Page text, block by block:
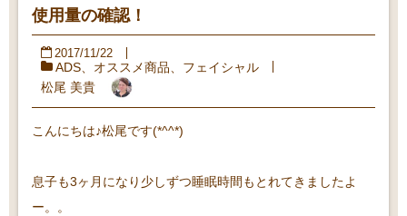
使用量の確認！
2017/11/22
ADS オススメ商品
フェイシャル
松尾 美貴
こんにちは♪松尾です(*^^*)
息子も3ヶ月になり少しずつ睡眠時間もとれてきましたよ
ー。。